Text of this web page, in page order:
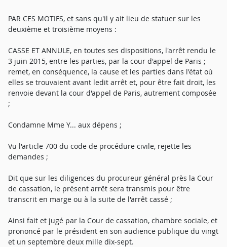
PAR CES MOTIFS, et sans qu'il y ait lieu de statuer sur les
deuxième et troisième moyens :
CASSE ET ANNULE, en toutes ses dispositions, l'arrêt rendu le
3 juin 2015, entre les parties, par la cour d'appel de Paris ;
remet, en conséquence, la cause et les parties dans l'état où
elles se trouvaient avant ledit arrêt et, pour être fait droit, les
renvoie devant la cour d'appel de Paris, autrement composée
;
Condamne Mme Y... aux dépens ;
Vu l'article 700 du code de procédure civile, rejette les
demandes ;
Dit que sur les diligences du procureur général près la Cour
de cassation, le présent arrêt sera transmis pour être
transcrit en marge ou à la suite de l'arrêt cassé ;
Ainsi fait et jugé par la Cour de cassation, chambre sociale, et
prononcé par le président en son audience publique du vingt
et un septembre deux mille dix-sept.